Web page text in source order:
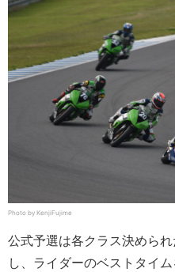
Photo by KenjiFujime
公式予選は各クラス決めら
し、ライダーのベストタイ